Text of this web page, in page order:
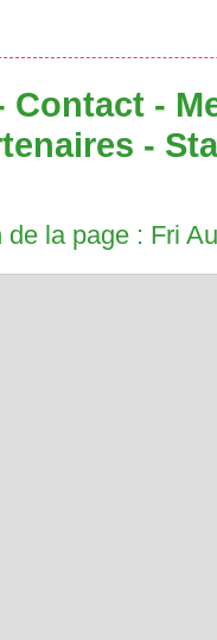
Contact -
-
de la page : Fri